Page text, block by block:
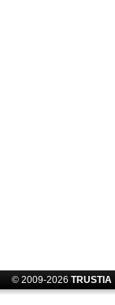
© 2009-2026 TRUSTIA